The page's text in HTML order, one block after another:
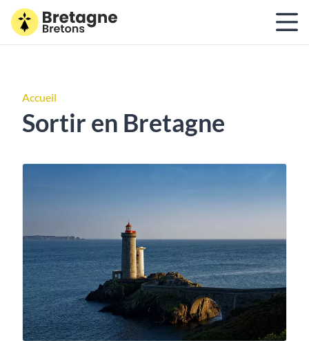
Accueil
Sortir en Bretagne